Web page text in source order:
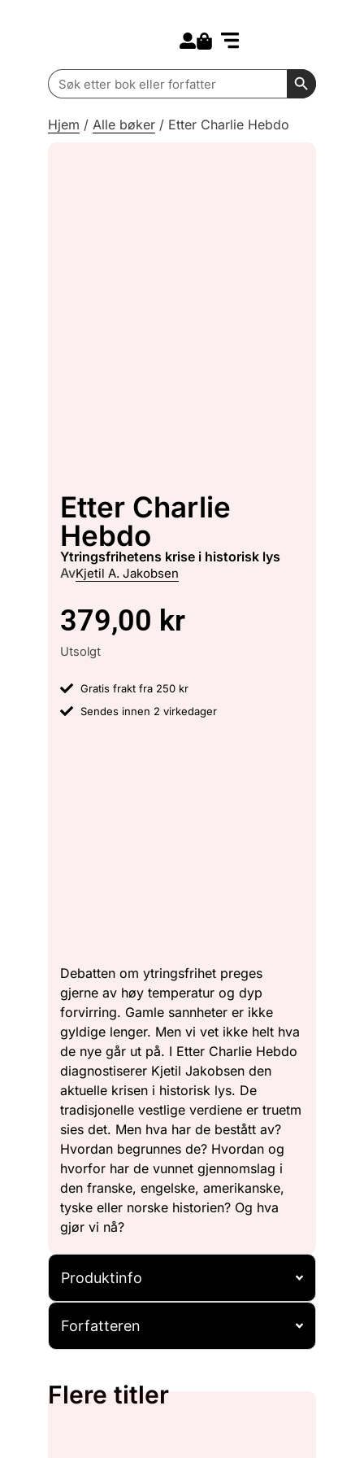
Search
for:
Search
Hjem / Alle bøker / Etter Charlie Hebdo
Etter Charlie
Hebdo
ytringsfrihetens krise i historisk lys
AvKjetil A. Jakobsen
379,00 kr
Utsolgt
Gratis frakt fra 250 kr
Sendes innen 2 virkedager
Debatten om ytringsfrihet preges
gjerne av høy temperatur og dyp
forvirring. Gamle sannheter er ikke
gyldige lenger. Men vi vet ikke helt hva
de nye går ut på. I Etter Charlie Hebdo
diagnostiserer Kjetil Jakobsen den
aktuelle krisen i historisk lys. De
tradisjonelle vestlige verdiene er truetm
sies det. Men hva har de bestått av?
Hvordan begrunnes de? Hvordan og
hvorfor har de vunnet gjennomslag i
den franske, engelske, amerikanske,
tyske eller norske historien? Og hva
gjør vi nå?
Produktinfo
Forfatteren
Flere titler